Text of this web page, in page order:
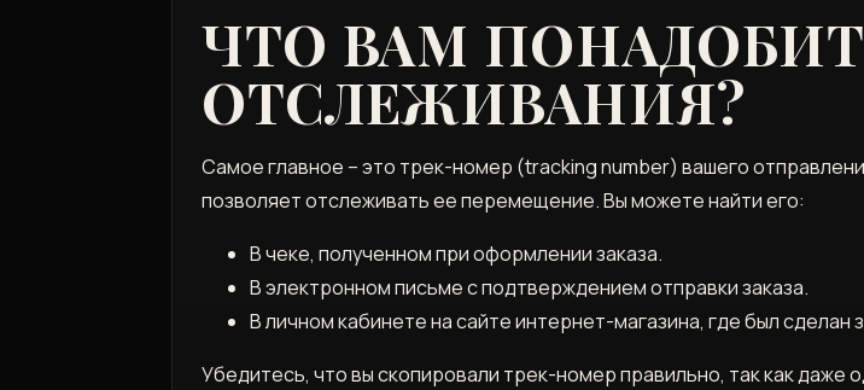
ЧТО ВАМ
ОТСЛЕЖИВАНИЯ?
Самое главное – это трек-номер (tracking number) вашего
позволяет отслеживать ее перемещение. Вы можете найти его:
В чеке‚ полученном при оформлении заказа.
В электронном письме с подтверждением отправки заказа.
В личном кабинете на сайте интернет-магазина‚ где был сделан
Убедитесь‚ что вы скопировали трек-номер правильно‚ так как